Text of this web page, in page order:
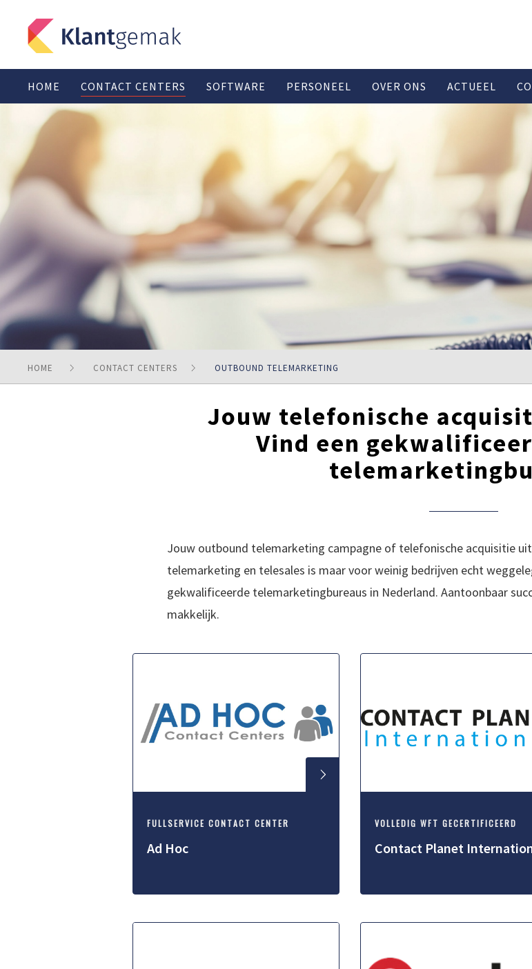
HOME CONTACT CENTERS SOFTWARE PERSONEEL OVER ONS ACTUEEL
HOME CONTACT CENTERS OUTBOUND TELEMARKETING
Jouw telefonische
Vind een
Jouw outbound telemarketing campagne of telefonische acquisitie
telemarketing en telesales is maar voor weinig bedrijven echt
gekwalificeerde telemarketingbureaus in Nederland. Aantoonbaar
makkelijk.
FULLSERVICE CONTACT CENTER
Ad Hoc
VOLLEDIG WFT GECERTIFICEERD
Contact Planet